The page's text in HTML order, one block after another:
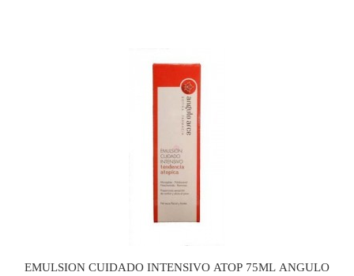
EMULSION CUIDADO INTENSIVO ATOP 75ML ANGULO